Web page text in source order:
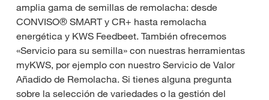
amplia gama de semillas de remolacha: desde
CONVISO® SMART y CR+ hasta remolacha
energética y KWS Feedbeet. También ofrecemos
«Servicio para su semilla» con nuestras herramientas
myKWS, por ejemplo con nuestro Servicio de Valor
Añadido de Remolacha. Si tienes alguna pregunta
sobre la selección de variedades o la gestión del